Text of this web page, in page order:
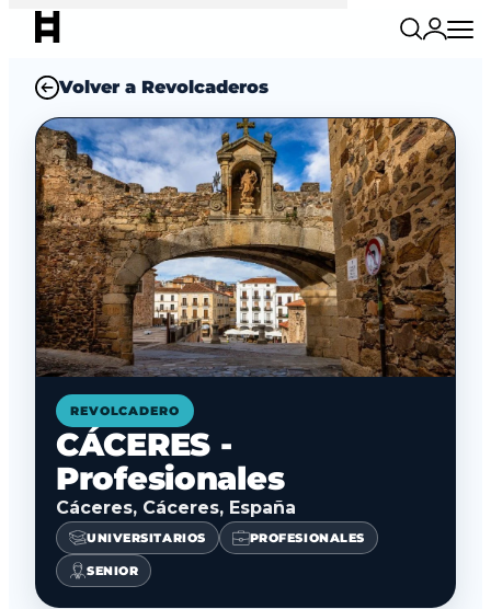
Volver a Revolcaderos
REVOLCADERO
CÁCERES -
Profesionales
Cáceres, Cáceres, España
UNIVERSITARIOS PROFESIONALES
SENIOR